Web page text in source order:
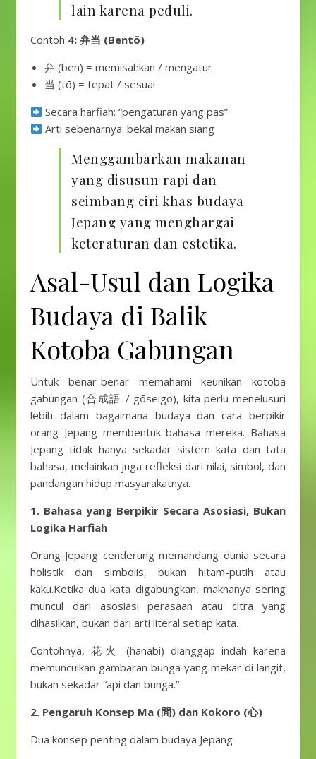
lain karena peduli.
Contoh 4: 弁当 (Bentō)
弁 (ben) = memisahkan / mengatur
当 (tō) = tepat / sesuai
Secara harfiah: “pengaturan yang pas”
Arti sebenarnya: bekal makan siang
Menggambarkan makanan
yang disusun rapi dan
seimbang ciri khas budaya
Jepang yang menghargai
keteraturan dan estetika.
Asal-Usul dan Logika
Budaya di Balik
Kotoba Gabungan
Untuk benar-benar memahami keunikan kotoba
gabungan (合成語 / gōseigo), kita perlu menelusuri
lebih dalam bagaimana budaya dan cara berpikir
orang Jepang membentuk bahasa mereka. Bahasa
Jepang tidak hanya sekadar sistem kata dan tata
bahasa, melainkan juga refleksi dari nilai, simbol, dan
pandangan hidup masyarakatnya.
1. Bahasa yang Berpikir Secara Asosiasi, Bukan
Logika Harfiah
Orang Jepang cenderung memandang dunia secara
holistik dan simbolis, bukan hitam-putih atau
kaku.Ketika dua kata digabungkan, maknanya sering
muncul dari asosiasi perasaan atau citra yang
dihasilkan, bukan dari arti literal setiap kata.
Contohnya, 花火 (hanabi) dianggap indah karena
memunculkan gambaran bunga yang mekar di langit,
bukan sekadar “api dan bunga.”
2. Pengaruh Konsep Ma (間) dan Kokoro (心)
Dua konsep penting dalam budaya Jepang